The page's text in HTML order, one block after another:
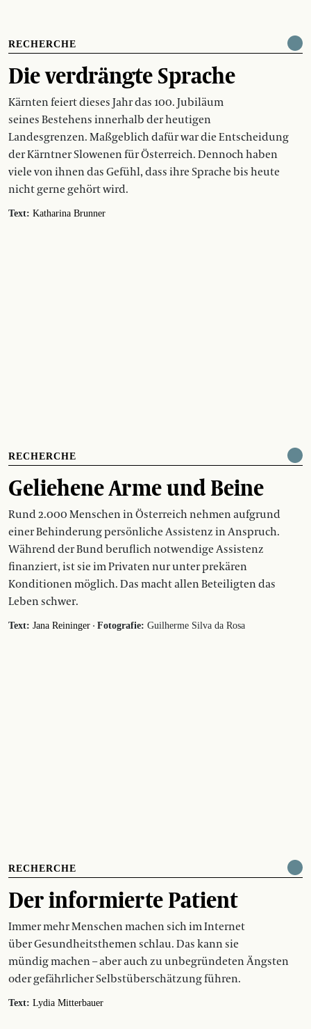
RECHERCHE
Die verdrängte Sprache
Kärnten feiert dieses Jahr das 100. Jubiläum
seines Bestehens innerhalb der heutigen
Landesgrenzen. Maßgeblich dafür war die Entscheidung
der Kärntner Slowenen für Österreich. Dennoch haben
viele von ihnen das Gefühl, dass ihre Sprache bis heute
nicht gerne gehört wird.
Text: Katharina Brunner
RECHERCHE
Geliehene Arme und Beine
Rund 2.000 Menschen in Österreich nehmen aufgrund
einer Behinderung persönliche Assistenz in Anspruch.
Während der Bund beruflich notwendige Assistenz
finanziert, ist sie im Privaten nur unter prekären
Konditionen möglich. Das macht allen Beteiligten das
Leben schwer.
Text: Jana Reininger · Fotografie: Guilherme Silva da Rosa
RECHERCHE
Der informierte Patient
Immer mehr Menschen machen sich im Internet
über Gesundheitsthemen schlau. Das kann sie
mündig machen – aber auch zu unbegründeten Ängsten
oder gefährlicher Selbstüberschätzung führen.
Text: Lydia Mitterbauer